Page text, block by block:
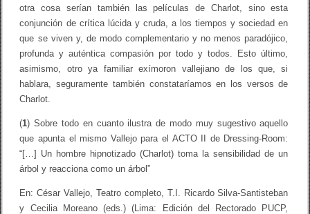
otra cosa serían también las películas de Charlot, sino esta
conjunción de crítica lúcida y cruda, a los tiempos y sociedad en
que se viven y, de modo complementario y no menos paradójico,
profunda y auténtica compasión por todo y todos. Esto último,
asimismo, otro ya familiar exímoron vallejiano de los que, si
hablara, seguramente también constataríamos en los versos de
Charlot.
(1) Sobre todo en cuanto ilustra de modo muy sugestivo aquello
que apunta el mismo Vallejo para el ACTO II de Dressing-Room:
“[…] Un hombre hipnotizado (Charlot) toma la sensibilidad de un
árbol y reacciona como un árbol”
En: César Vallejo, Teatro completo, T.I. Ricardo Silva-Santisteban
y Cecilia Moreano (eds.) (Lima: Edición del Rectorado PUCP,